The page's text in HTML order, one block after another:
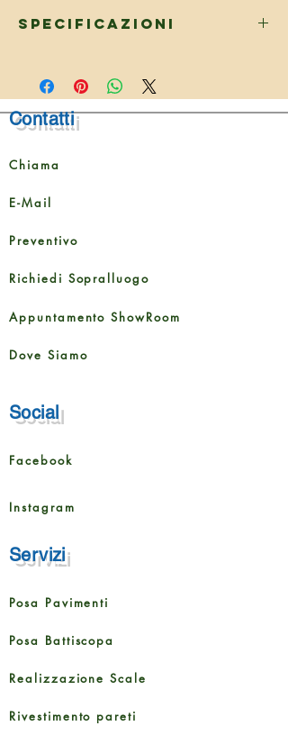
Specificazioni
Lunghezza
2050
Larghezza
Altezza
Dimensione della
confezione
Contatti
Chiama
E-Mail
Preventivo
Richiedi Sopralluogo
Appuntamento ShowRoom
Dove Siamo
Social
Facebook
Instagram
Servizi
Posa Pavimenti
Posa Battiscopa
Realizzazione Scale
Rivestimento pareti